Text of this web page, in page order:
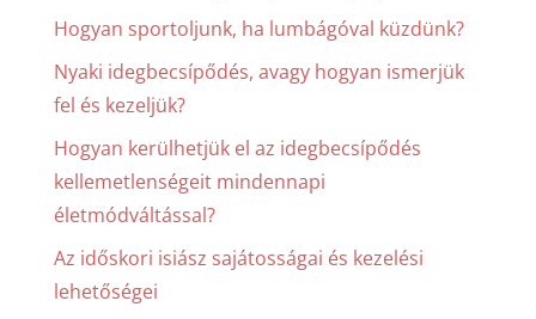
Hogyan sportoljunk, ha lumbágóval küzdünk?
Nyaki idegbecsípődés, avagy hogyan ismerjük
fel és kezeljük?
Hogyan kerülhetjük el az idegbecsípődés
kellemetlenségeit mindennapi
életmódváltással?
Az időskori isiász sajátosságai és kezelési
lehetőségei